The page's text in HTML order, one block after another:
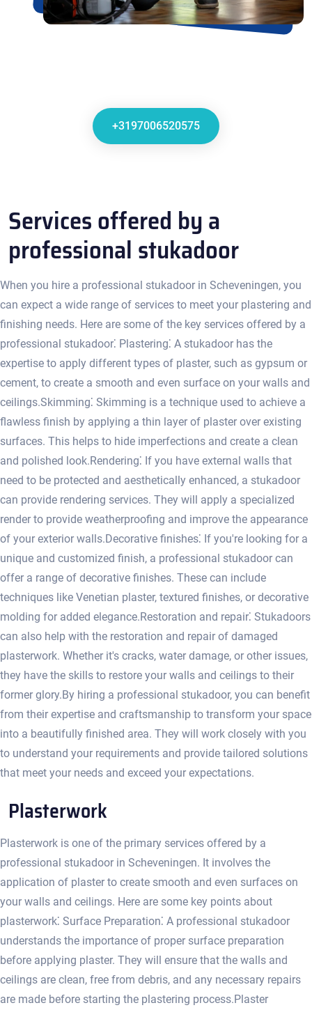
+3197006520575
Services offered by a
professional stukadoor
When you hire a professional stukadoor in Scheveningen, you
can expect a wide range of services to meet your plastering and
finishing needs.​ Here are some of the key services offered by a
professional stukadoor⁚ Plastering⁚ A stukadoor has the
expertise to apply different types of plaster, such as gypsum or
cement, to create a smooth and even surface on your walls and
ceilings.​ Skimming⁚ Skimming is a technique used to achieve a
flawless finish by applying a thin layer of plaster over existing
surfaces.​ This helps to hide imperfections and create a clean
and polished look.​ Rendering⁚ If you have external walls that
need to be protected and aesthetically enhanced, a stukadoor
can provide rendering services.​ They will apply a specialized
render to provide weatherproofing and improve the appearance
of your exterior walls.​ Decorative finishes⁚ If you're looking for a
unique and customized finish, a professional stukadoor can
offer a range of decorative finishes.​ These can include
techniques like Venetian plaster, textured finishes, or decorative
molding for added elegance.​ Restoration and repair⁚ Stukadoors
can also help with the restoration and repair of damaged
plasterwork.​ Whether it's cracks, water damage, or other issues,
they have the skills to restore your walls and ceilings to their
former glory.​ By hiring a professional stukadoor, you can benefit
from their expertise and craftsmanship to transform your space
into a beautifully finished area.​ They will work closely with you
to understand your requirements and provide tailored solutions
that meet your needs and exceed your expectations.​
Plasterwork
Plasterwork is one of the primary services offered by a
professional stukadoor in Scheveningen.​ It involves the
application of plaster to create smooth and even surfaces on
your walls and ceilings.​ Here are some key points about
plasterwork⁚ Surface Preparation⁚ A professional stukadoor
understands the importance of proper surface preparation
before applying plaster.​ They will ensure that the walls and
ceilings are clean, free from debris, and any necessary repairs
are made before starting the plastering process.​ Plaster